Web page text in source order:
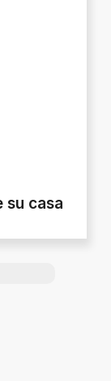
su casa